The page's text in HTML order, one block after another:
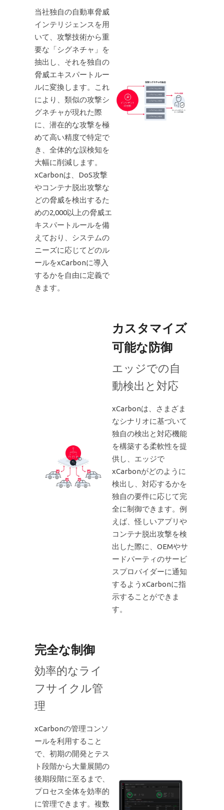
当社独自の自動車脅威
インテリジェンスを用
いて、攻撃技術から重
要な「シグネチャ」を
抽出し、それを独自の
脅威エキスパートルー
ルに変換します。これ
により、類似の攻撃シ
グネチャが現れた際
に、潜在的な攻撃を極
めて高い精度で特定で
き、全体的な誤検知を
大幅に削減します。
xCarbonは、DoS攻撃
やコンテナ脱出攻撃な
どの脅威を検出するた
めの2,000以上の脅威エ
キスパートルールを備
えており、システムの
ニーズに応じてどのル
ールをxCarbonに導入
するかを自由に定義で
きます。
カスタマイズ
可能な防御
エッジでの自
動検出と対応
xCarbonは、さまざま
なシナリオに基づいて
独自の検出と対応機能
を構築する柔軟性を提
供し、エッジで
xCarbonがどのように
検出し、対応するかを
独自の要件に応じて完
全に制御できます。例
えば、怪しいアプリや
コンテナ脱出攻撃を検
出した際に、OEMやサ
ードパーティのサービ
スプロバイダーに通知
するようxCarbonに指
示することができま
す。
完全な制御
効率的なライ
フサイクル管
理
xCarbonの管理コンソ
ールを利用すること
で、初期の開発とテス
ト段階から大量展開の
後期段階に至るまで、
プロセス全体を効率的
に管理できます。複数